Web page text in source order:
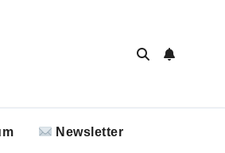
Newsletter